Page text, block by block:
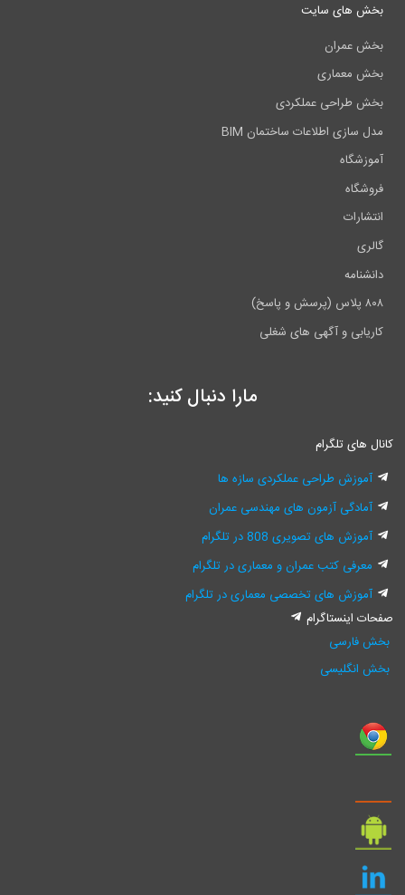
بخش های سایت
بخش عمران
بخش معماری
بخش طراحی عملکردی
مدل سازی اطلاعات ساختمان BIM
آموزشگاه
فروشگاه
انتشارات
گالری
دانشنامه
۸۰۸ پلاس (پرسش و پاسخ)
کاریابی و آگهی های شغلی
مارا دنبال کنید:
کانال های تلگرام
آموزش طراحی عملکردی سازه ها
آمادگی آزمون های مهندسی عمران
آموزش های تصویری 808 در تلگرام
معرفی کتب عمران و معماری در تلگرام
آموزش های تخصصی معماری در تلگرام
صفحات اینستاگرام
بخش فارسی
بخش انگلیسی